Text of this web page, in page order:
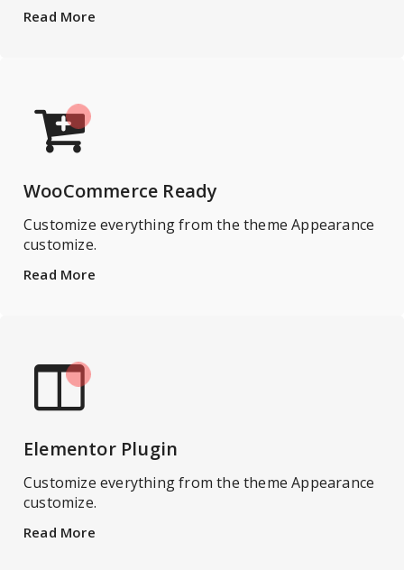
Read More
WooCommerce Ready
Customize everything from the theme Appearance
customize.
Read More
Elementor Plugin
Customize everything from the theme Appearance
customize.
Read More